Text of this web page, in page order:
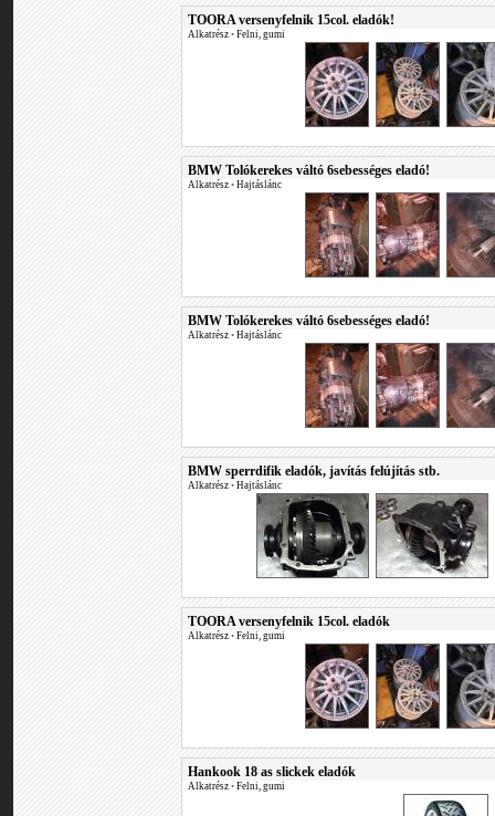
TOORA versenyfelnik 15col. eladók!
Alkatrész • Felni, gumi
BMW Tolókerekes váltó 6sebességes eladó!
Alkatrész • Hajtáslánc
BMW Tolókerekes váltó 6sebességes eladó!
Alkatrész • Hajtáslánc
BMW sperrdifik eladók, javítás felújítás stb.
Alkatrész • Hajtáslánc
TOORA versenyfelnik 15col. eladók
Alkatrész • Felni, gumi
Hankook 18 as slickek eladók
Alkatrész • Felni, gumi